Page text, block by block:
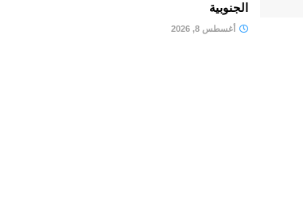
الجنوبية
أغسطس 8, 2026